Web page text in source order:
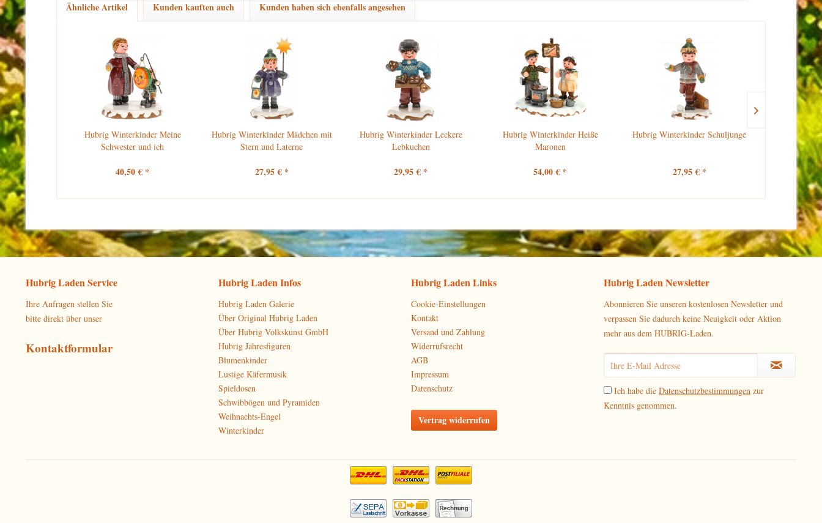
Ähnliche Artikel Kunden kauften auch Kunden haben sich ebenfalls angesehen
Hubrig Winterkinder Meine
Schwester und ich
40,50 € *
Hubrig Winterkinder Mädchen mit
Stern und Laterne
27,95 € *
Hubrig Winterkinder Leckere
Lebkuchen
29,95 € *
Hubrig Winterkinder Heiße
Maronen
54,00 € *
Hubrig Winterkinder Schuljunge
27,95 € *
Hubrig Laden Service
Ihre Anfragen stellen Sie
bitte direkt über unser
Kontaktformular
Hubrig Laden Infos
Hubrig Laden Galerie
Über Original Hubrig Laden
Über Hubrig Volkskunst GmbH
Hubrig Jahresfiguren
Blumenkinder
Lustige Käfermusik
Spieldosen
Schwibbögen und Pyramiden
Weihnachts-Engel
Winterkinder
Hubrig Laden Links
Cookie-Einstellungen
Kontakt
Versand und Zahlung
Widerrufsrecht
AGB
Impressum
Datenschutz
Vertrag widerrufen
Hubrig Laden Newsletter
Abonnieren Sie unseren kostenlosen Newsletter und
verpassen Sie dadurch keine Neuigkeit oder Aktion
mehr aus dem HUBRIG-Laden.
Ich habe die Datenschutzbestimmungen zur
Kenntnis genommen.